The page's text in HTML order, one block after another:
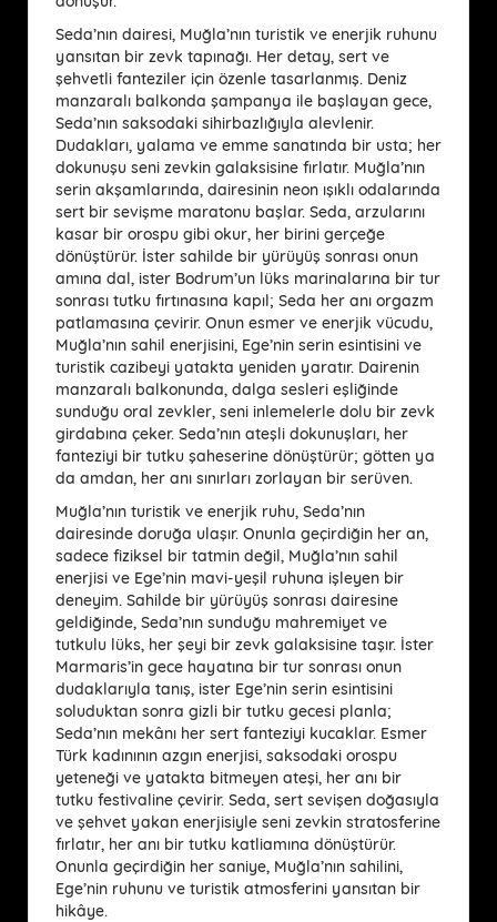
Seda’nın dairesi, Muğla’nın turistik ve enerjik ruhunu
yansıtan bir zevk tapınağı. Her detay, sert ve
şehvetli fanteziler için özenle tasarlanmış. Deniz
manzaralı balkonda şampanya ile başlayan gece,
Seda’nın saksodaki sihirbazlığıyla alevlenir.
Dudakları, yalama ve emme sanatında bir usta; her
dokunuşu seni zevkin galaksisine fırlatır. Muğla’nın
serin akşamlarında, dairesinin neon ışıklı odalarında
sert bir sevişme maratonu başlar. Seda, arzularını
kasar bir orospu gibi okur, her birini gerçeğe
dönüştürür. İster sahilde bir yürüyüş sonrası onun
amına dal, ister Bodrum’un lüks marinalarına bir tur
sonrası tutku fırtınasına kapıl; Seda her anı orgazm
patlamasına çevirir. Onun esmer ve enerjik vücudu,
Muğla’nın sahil enerjisini, Ege’nin serin esintisini ve
turistik cazibeyi yatakta yeniden yaratır. Dairenin
manzaralı balkonunda, dalga sesleri eşliğinde
sunduğu oral zevkler, seni inlemelerle dolu bir zevk
girdabına çeker. Seda’nın ateşli dokunuşları, her
fanteziyi bir tutku şaheserine dönüştürür; götten ya
da amdan, her anı sınırları zorlayan bir serüven.
Muğla’nın turistik ve enerjik ruhu, Seda’nın
dairesinde doruğa ulaşır. Onunla geçirdiğin her an,
sadece fiziksel bir tatmin değil, Muğla’nın sahil
enerjisi ve Ege’nin mavi-yeşil ruhuna işleyen bir
deneyim. Sahilde bir yürüyüş sonrası dairesine
geldiğinde, Seda’nın sunduğu mahremiyet ve
tutkulu lüks, her şeyi bir zevk galaksisine taşır. İster
Marmaris’in gece hayatına bir tur sonrası onun
dudaklarıyla tanış, ister Ege’nin serin esintisini
soluduktan sonra gizli bir tutku gecesi planla;
Seda’nın mekânı her sert fanteziyi kucaklar. Esmer
Türk kadınının azgın enerjisi, saksodaki orospu
yeteneği ve yatakta bitmeyen ateşi, her anı bir
tutku festivaline çevirir. Seda, sert sevişen doğasıyla
ve şehvet yakan enerjisiyle seni zevkin stratosferine
fırlatır, her anı bir tutku katliamına dönüştürür.
Onunla geçirdiğin her saniye, Muğla’nın sahilini,
Ege’nin ruhunu ve turistik atmosferini yansıtan bir
hikâye.